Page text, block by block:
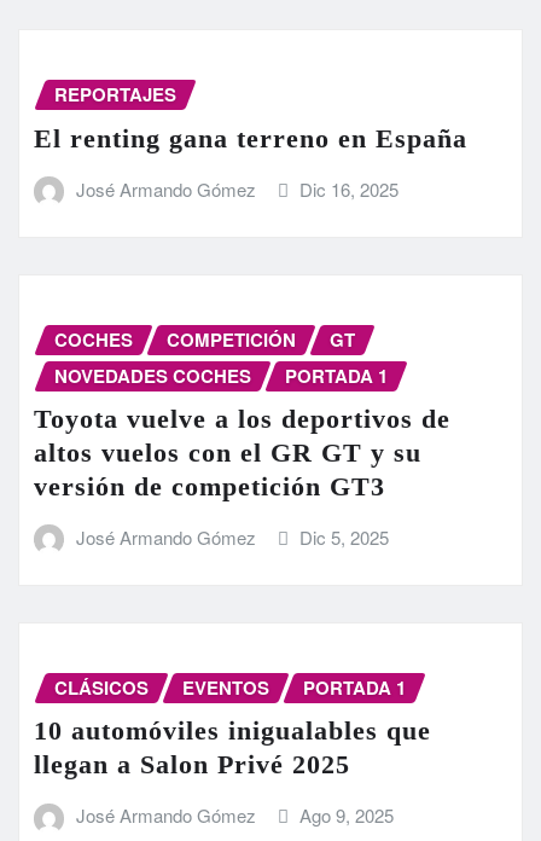
REPORTAJES
El renting gana terreno en España
José Armando Gómez Dic 16, 2025
COCHES COMPETICIÓN
GT
NOVEDADES COCHES
PORTADA 1
Toyota vuelve a los deportivos de
altos vuelos con el GR GT y su
versión de competición GT3
José Armando Gómez Dic 5, 2025
CLÁSICOS EVENTOS PORTADA 1
10 automóviles inigualables que
llegan a Salon Privé 2025
José Armando Gómez Ago 9, 2025